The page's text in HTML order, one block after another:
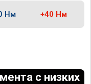
Нм +40 Нм
с низких